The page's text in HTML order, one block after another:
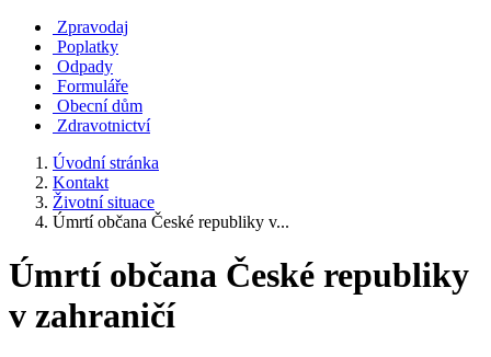
Zpravodaj
Poplatky
Odpady
Formuláře
Obecní dům
Zdravotnictví
Úvodní stránka
Kontakt
Životní situace
Úmrtí občana České republiky v...
Úmrtí občana České republiky
v zahraničí